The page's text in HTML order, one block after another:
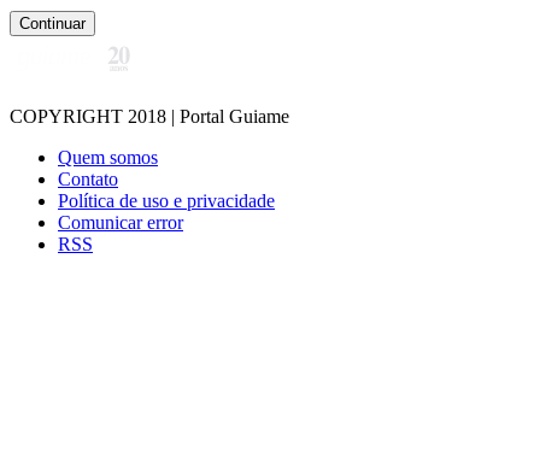
Continuar
COPYRIGHT 2018 | Portal Guiame
Quem somos
Contato
Política de uso e privacidade
Comunicar error
RSS